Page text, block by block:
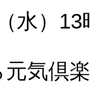
水）13
気倶